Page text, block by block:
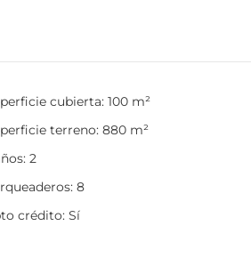
exclusivo, rodeado de quintas de
cubierta: 100 m²
terreno: 880 m²
2
8
crédito: Sí